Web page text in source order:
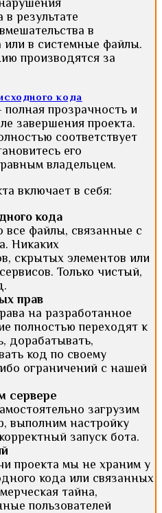
результате
в
или в системные файлы.
производятся за
кода
прозрачность и
завершения проекта.
соответствует
его
владельцем.
включает в себя:
кода
все файлы, связанные с
Никаких
скрытых элементов или
Только чистый,
прав
на разработанное
полностью переходят к
дорабатывать,
код по своему
ограничений с нашей
сервере
загрузим
выполним настройку
запуск бота.
проекта мы не храним у
кода или связанных
тайна,
пользователей